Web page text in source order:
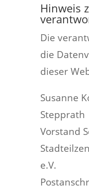
Hinweis
Die
die
dieser
Susanne
Stepprath
Vorstand
e.V.